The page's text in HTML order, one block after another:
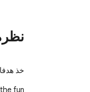
خذ